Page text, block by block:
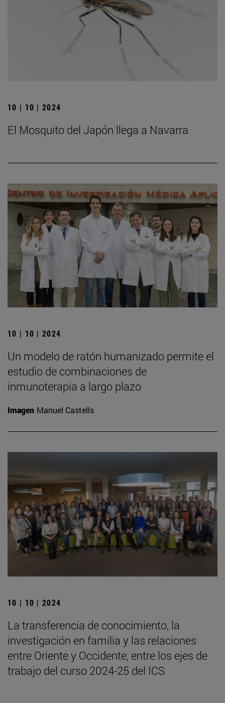
10 | 10 | 2024
El Mosquito del Japón llega a Navarra
10 | 10 | 2024
Un modelo de ratón humanizado permite el
estudio de combinaciones de
inmunoterapia a largo plazo
Imagen Manuel Castells
10 | 10 | 2024
La transferencia de conocimiento, la
investigación en familia y las relaciones
entre Oriente y Occidente, entre los ejes de
trabajo del curso 2024-25 del ICS